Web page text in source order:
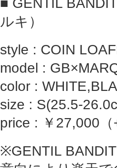
■ GENTIL
ルキ）
style : COIN
model :
color :
size : S(25.5-
price : ￥27,000（
※GENTIL